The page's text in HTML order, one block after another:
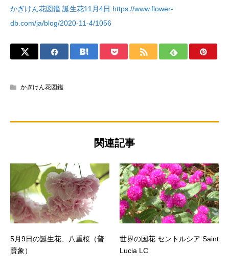
かぎけん花図鑑 誕生花11月4日 https://www.flower-
db.com/ja/blog/2020-11-4/1056
かぎけん花図鑑
関連記事
5月9日の誕生花、八重桜（普
賢象）
世界の国花 セントルシア Saint
Lucia LC